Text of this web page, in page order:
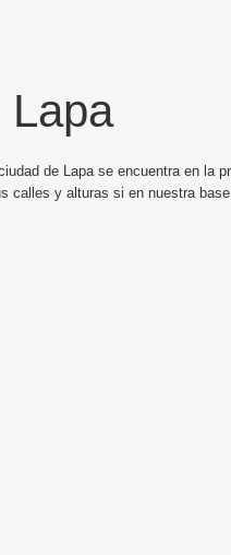
Lapa
de Lapa se encuentra en la
calles y alturas si en nuestra